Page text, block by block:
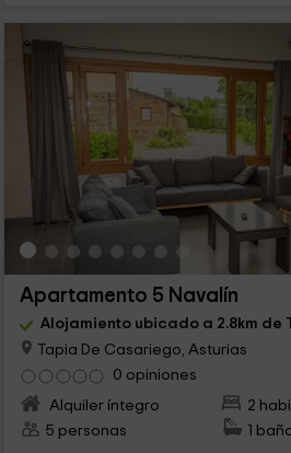
Apartamento 5 Navalín
Alojamiento ubicado a 2.8km de
Tapia De Casariego, Asturias
0 opiniones
Alquiler íntegro
2
5 personas
1